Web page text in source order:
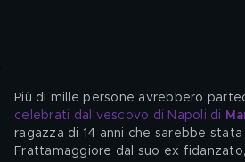
Più di mille persone avrebbero
celebrati dal vescovo di Napoli di
ragazza di 14 anni che sarebbe stata
Frattamaggiore dal suo ex